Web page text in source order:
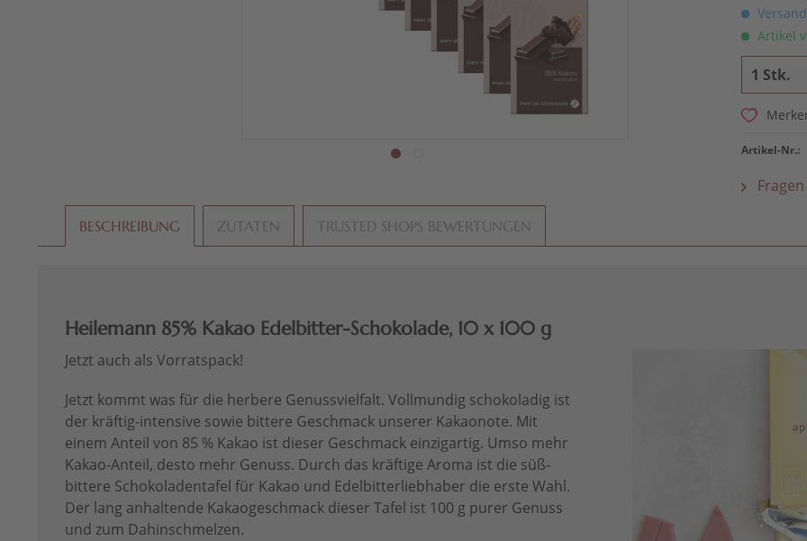
Artikel
Artikel-Nr.:
BESCHREIBUNG ZUTATEN TRUSTED SHOPS BEWERTUNGEN
Heilemann 85% Kakao Edelbitter-Schokolade, 10 x 100 g
Jetzt auch als Vorratspack!
Jetzt kommt was für die herbere Genussvielfalt. Vollmundig schokoladig ist
der kräftig-intensive sowie bittere Geschmack unserer Kakaonote. Mit
einem Anteil von 85 % Kakao ist dieser Geschmack einzigartig. Umso mehr
Kakao-Anteil, desto mehr Genuss. Durch das kräftige Aroma ist die süß-
bittere Schokoladentafel für Kakao und Edelbitterliebhaber die erste Wahl.
Der lang anhaltende Kakaogeschmack dieser Tafel ist 100 g purer Genuss
und zum Dahinschmelzen.